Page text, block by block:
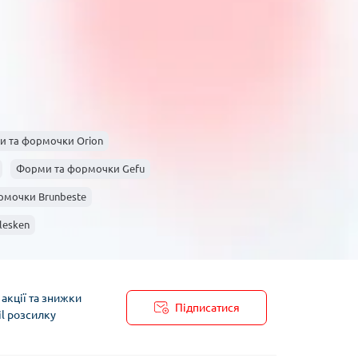
за формами, силиконові форми, купити
та формочки Orion
Форми та формочки Gefu
Brunbeste
та знижки
розсилку
Підписатися